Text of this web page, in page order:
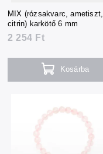
MIX (rózsakvarc, ametiszt,
citrin) karkötő 6 mm
2 254 Ft
Kosárba